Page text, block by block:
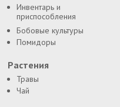
Инвентарь и
приспособления
Бобовые культуры
Помидоры
Растения
Травы
Чай